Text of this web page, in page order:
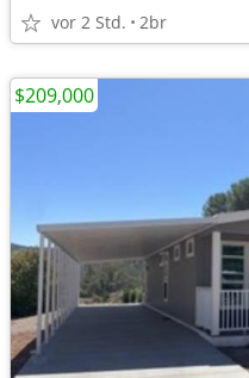
vor 2 Std. 2br
$209,000